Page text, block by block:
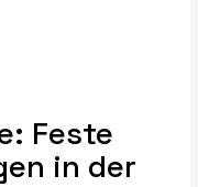
Feste
in der